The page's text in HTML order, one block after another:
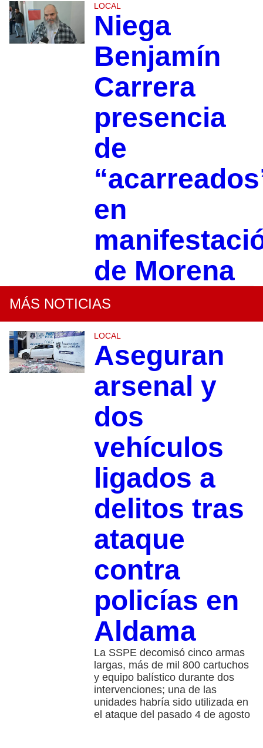
LOCAL
Niega
Benjamín
Carrera
presencia
de
en
de Morena
MÁS NOTICIAS
LOCAL
Aseguran
arsenal y
dos
vehículos
ligados a
delitos tras
ataque
contra
policías en
Aldama
La SSPE decomisó cinco armas
largas, más de mil 800 cartuchos
y equipo balístico durante dos
intervenciones; una de las
unidades habría sido utilizada en
el ataque del pasado 4 de agosto